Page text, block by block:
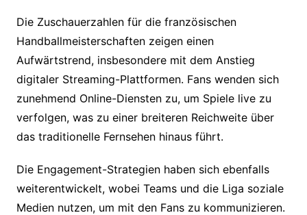
Die Zuschauerzahlen für die französischen
Handballmeisterschaften zeigen einen
Aufwärtstrend, insbesondere mit dem Anstieg
digitaler Streaming-Plattformen. Fans wenden sich
zunehmend Online-Diensten zu, um Spiele live zu
verfolgen, was zu einer breiteren Reichweite über
das traditionelle Fernsehen hinaus führt.
Die Engagement-Strategien haben sich ebenfalls
weiterentwickelt, wobei Teams und die Liga soziale
Medien nutzen, um mit den Fans zu kommunizieren.